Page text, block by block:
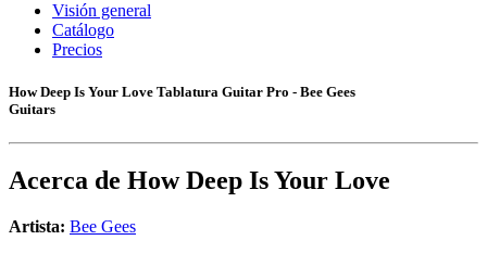
Visión general
Catálogo
Precios
How Deep Is Your Love Tablatura Guitar Pro - Bee Gees
Guitars
Acerca de How Deep Is Your Love
Artista: Bee Gees